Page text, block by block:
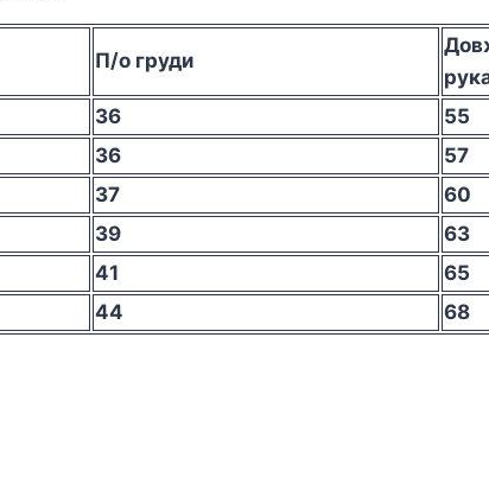
П/о груди
36 55
36 57
37 60
39 63
41 65
44 68